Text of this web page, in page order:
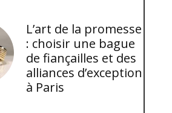
L’art de la promesse
: choisir une bague
de fiançailles et des
alliances d’exception
à Paris